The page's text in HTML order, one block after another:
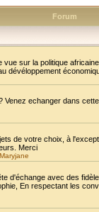
Forum
sur la politique
dévéloppement
echanger dans
de votre choix, à
Merci
Maryjane
d'échange avec des
En respectant les